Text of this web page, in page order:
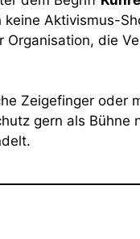
Aktivismus-
Organisation, die
Zeigefinger oder
gern als Bühne